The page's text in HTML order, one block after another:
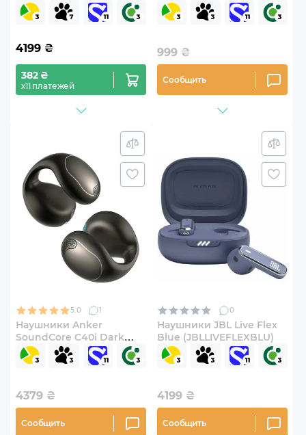
4199 ₴
382 ₴
х11 платежей
(UGR-45786)
999 ₴
Сообщить
5.0 1
Наушники Anker
SoundСore C40i Dark
Gray (A3331GZ1)
4379 ₴
Сообщить
0
Наушники JBL Live Flex
Blue (JBLLIVEFLEXBLU)
4199 ₴
Сообщить